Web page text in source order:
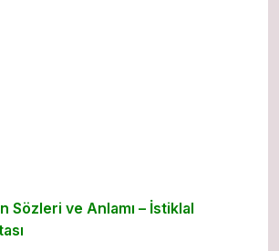
Sözleri ve Anlamı – İstiklal